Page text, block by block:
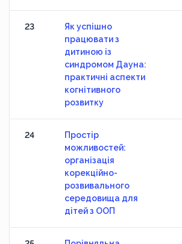
23
Як успішно
працювати з
дитиною із
синдромом Дауна:
практичні аспекти
когнітивного
розвитку
24
Простір
можливостей:
організація
корекційно-
розвивального
середовища для
дітей з ООП